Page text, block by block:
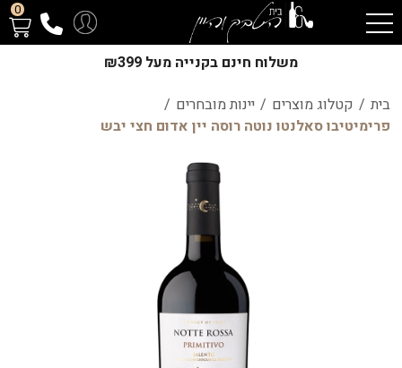
0
משלוח חינם בקנייה מעל ₪399
בית / קטלוג מוצרים / יינות מובחרים /
פרימיטיבו סאלנטו נוטה רוסה יין אדום חצי יבש